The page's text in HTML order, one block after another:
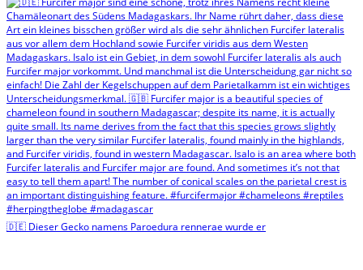
🇩🇪 Dieser Gecko namens Paroedura rennerae wurde er